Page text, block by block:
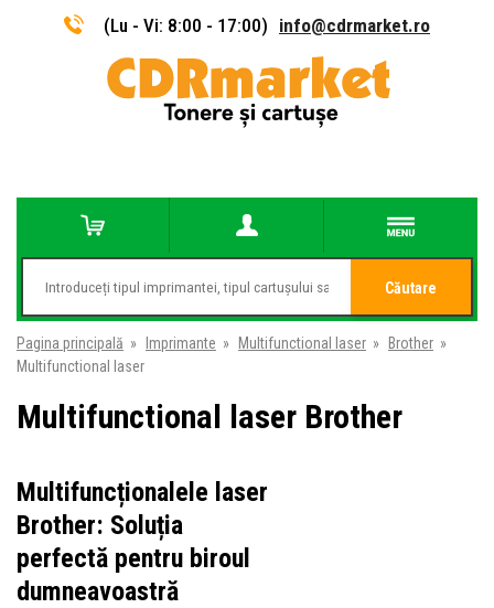
(Lu - Vi: 8:00 - 17:00) info@cdrmarket.ro
Căutare
Pagina principală » Imprimante » Multifunctional laser » Brother »
Multifunctional laser
Multifunctional laser Brother
Multifuncționalele laser
Brother: Soluția
perfectă pentru biroul
dumneavoastră